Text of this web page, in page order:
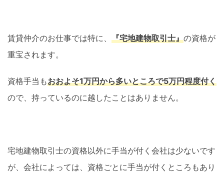
賃貸仲介のお仕事では特に、 『宅地建物取引士』の資格が
重宝されます。
資格手当もおおよそ1万円から多いところで5万円程度付く
ので、持っているのに越したことはありません。
宅地建物取引士の資格以外に手当が付く会社は少ないです
が、会社によっては、資格ごとに手当が付くところもあり